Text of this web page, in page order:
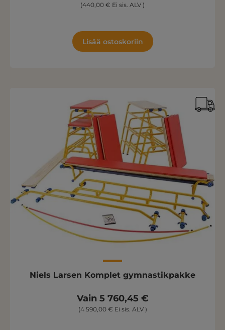
(440,00 € Ei sis. ALV )
Lisää ostoskoriin
Niels Larsen Komplet gymnastikpakke
Vain 5 760,45 €
(4 590,00 € Ei sis. ALV )